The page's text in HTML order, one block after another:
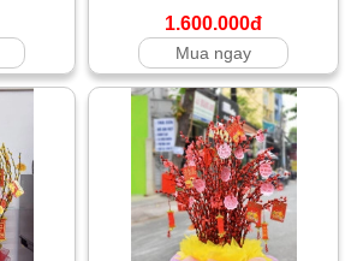
1.600.000đ
Mua ngay